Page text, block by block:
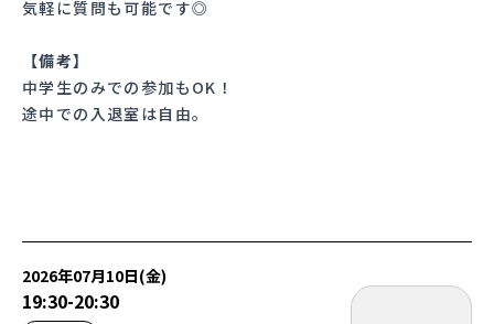
気軽に質問も可能です◎
【備考】
中学生のみでの参加もOK！
途中での入退室は自由。
2026年07月10日(金)
19:30-20:30